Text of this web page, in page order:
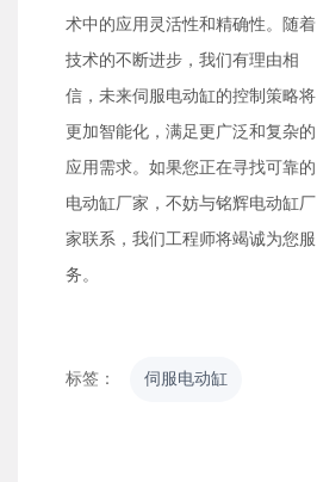
术中的应用灵活性和精确性。随着
技术的不断进步，我们有理由相
信，未来伺服电动缸的控制策略将
更加智能化，满足更广泛和复杂的
应用需求。如果您正在寻找可靠的
电动缸厂家，不妨与铭辉电动缸厂
家联系，我们工程师将竭诚为您服
务。
标签： 伺服电动缸